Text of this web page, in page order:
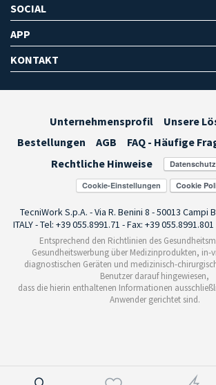
SOCIAL
APP
KONTAKT
Unternehmensprofil
Unsere
Bestellungen
AGB FAQ - Häufige
Rechtliche Hinweise
Cookie-Einstellungen
TecniWork S.p.A. - Via R. Benini 8 - 50013 Campi
ITALY - Tel: +39 055.8991.71 - Fax: +39
Entsprechend den Richtlinien des
Gesundheitswerbung über Medizinprodukten,
diagnostischen Geräten und medizinisch-
Benutzer darauf hingewiesen,
dass die hierin enthaltenen Informationen
Anwender gerichtet sind.